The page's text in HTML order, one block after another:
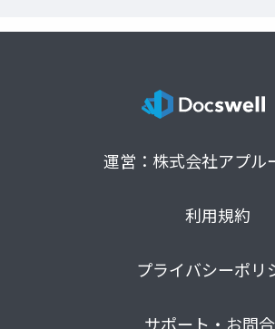
運営：株式会社アプル
利用規約
プライバシーポリ
サポート・お問